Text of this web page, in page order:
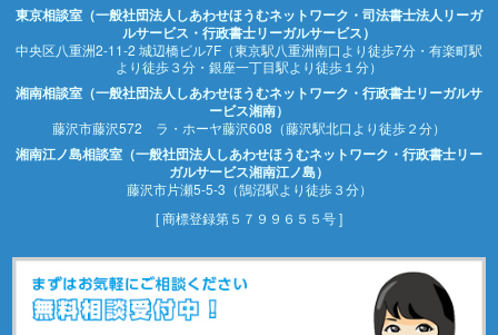
東京相談室（一般社団法人しあわせほうむネットワーク・司法書士法人リーガ
ルサービス・行政書士リーガルサービス）
中央区八重洲2-11-2 城辺橋ビル7F（東京駅八重洲南口より徒歩7分・有楽町駅
より徒歩３分・銀座一丁目駅より徒歩１分）
湘南相談室（一般社団法人しあわせほうむネットワーク・行政書士リーガルサ
ービス湘南）
藤沢市藤沢572 ラ・ホーヤ藤沢608（藤沢駅北口より徒歩２分）
湘南江ノ島相談室（一般社団法人しあわせほうむネットワーク・行政書士リー
ガルサービス湘南江ノ島）
藤沢市片瀬5-5-3（鵠沼駅より徒歩３分）
[ 商標登録第５７９９６５５号 ]